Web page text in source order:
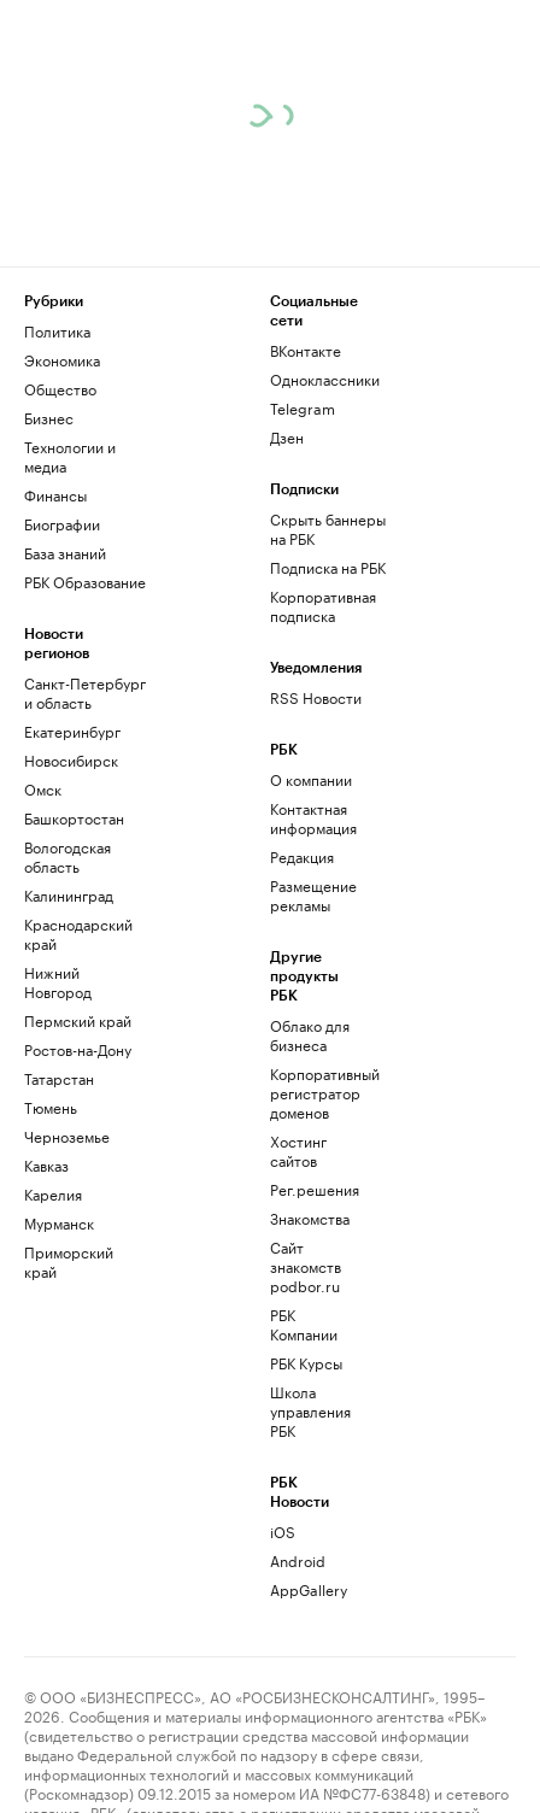
Рубрики
Политика
Экономика
Общество
Бизнес
Технологии и
медиа
Финансы
Биографии
База знаний
РБК Образование
Новости
регионов
Санкт-Петербург
и область
Екатеринбург
Новосибирск
Омск
Башкортостан
Вологодская
область
Калининград
Краснодарский
край
Нижний
Новгород
Пермский край
Ростов-на-Дону
Татарстан
Тюмень
Черноземье
Кавказ
Карелия
Мурманск
Приморский
край
Социальные
сети
ВКонтакте
Одноклассники
Telegram
Дзен
Подписки
Скрыть баннеры
на РБК
Подписка на РБК
Корпоративная
подписка
Уведомления
RSS Новости
РБК
О компании
Контактная
информация
Редакция
Размещение
рекламы
Другие
продукты
РБК
Облако для
бизнеса
Корпоративный
регистратор
доменов
Хостинг
сайтов
Рег.решения
Знакомства
Сайт
знакомств
podbor.ru
РБК
Компании
РБК Курсы
Школа
управления
РБК
РБК
Новости
iOS
Android
AppGallery
© ООО «БИЗНЕСПРЕСС», АО «РОСБИЗНЕСКОНСАЛТИНГ», 1995–
2026. Сообщения и материалы информационного агентства «РБК»
(свидетельство о регистрации средства массовой информации
выдано Федеральной службой по надзору в сфере связи,
информационных технологий и массовых коммуникаций
(Роскомнадзор) 09.12.2015 за номером ИА №ФС77-63848) и сетевого